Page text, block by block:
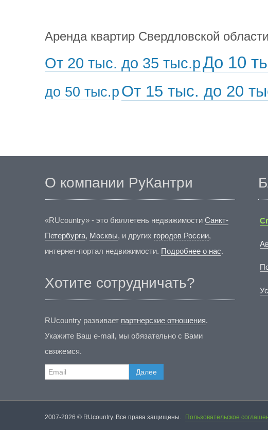
Аренда квартир Свердловской области
От 20 тыс. до 35 тыс.рДо 10
до 50 тыс.р От 15 тыс. до 20
О компании РуКантри
«RUcountry» - это бюллетень недвижимости Санкт-
Петербурга, Москвы, и других городов России,
интернет-портал недвижимости. Подробнее о нас.
Хотите сотрудничать?
RUcountry развивает партнерские отношения.
Укажите Ваш e-mail, мы обязательно с Вами
свяжемся.
Далее
2007-2026 © RUcountry. Все права защищены. Пользовательское